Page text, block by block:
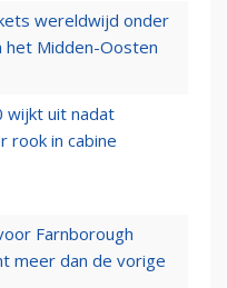
wereldwijd onder
het Midden-Oosten
wijkt uit nadat
rook in cabine
Farnborough
meer dan de vorige